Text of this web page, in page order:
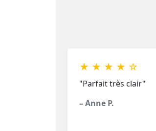
★ ★ ★ ★ ☆
"Parfait très clair"
– Anne P.